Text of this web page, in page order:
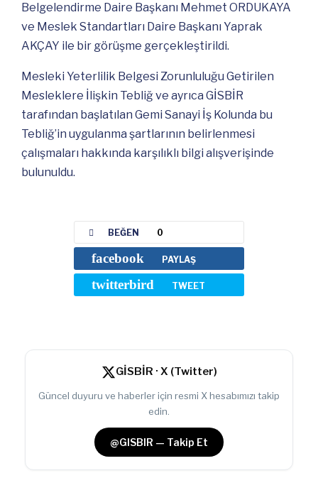
Belgelendirme Daire Başkanı Mehmet ORDUKAYA
ve Meslek Standartları Daire Başkanı Yaprak
AKÇAY ile bir görüşme gerçekleştirildi.
Mesleki Yeterlilik Belgesi Zorunluluğu Getirilen
Mesleklere İlişkin Tebliğ ve ayrıca GİSBİR
tarafından başlatılan Gemi Sanayi İş Kolunda bu
Tebliğ’in uygulanma şartlarının belirlenmesi
çalışmaları hakkında karşılıklı bilgi alışverişinde
bulunuldu.
BEĞEN 0
facebook PAYLAŞ
twitterbird TWEET
GİSBİR · X (Twitter)
Güncel duyuru ve haberler için resmi X hesabımızı takip
edin.
@GISBIR — Takip Et